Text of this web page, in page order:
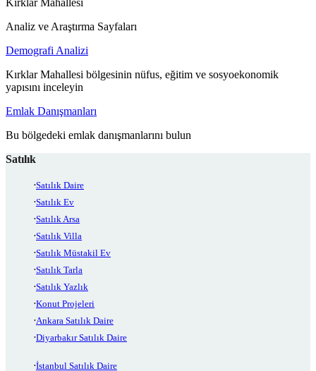
Kırklar Mahallesi
Analiz ve Araştırma Sayfaları
Demografi Analizi
Kırklar Mahallesi bölgesinin nüfus, eğitim ve sosyoekonomik
yapısını inceleyin
Emlak Danışmanları
Bu bölgedeki emlak danışmanlarını bulun
Satılık
Satılık Daire
Satılık Ev
Satılık Arsa
Satılık Villa
Satılık Müstakil Ev
Satılık Tarla
Satılık Yazlık
Konut Projeleri
Ankara Satılık Daire
Diyarbakır Satılık Daire
İstanbul Satılık Daire